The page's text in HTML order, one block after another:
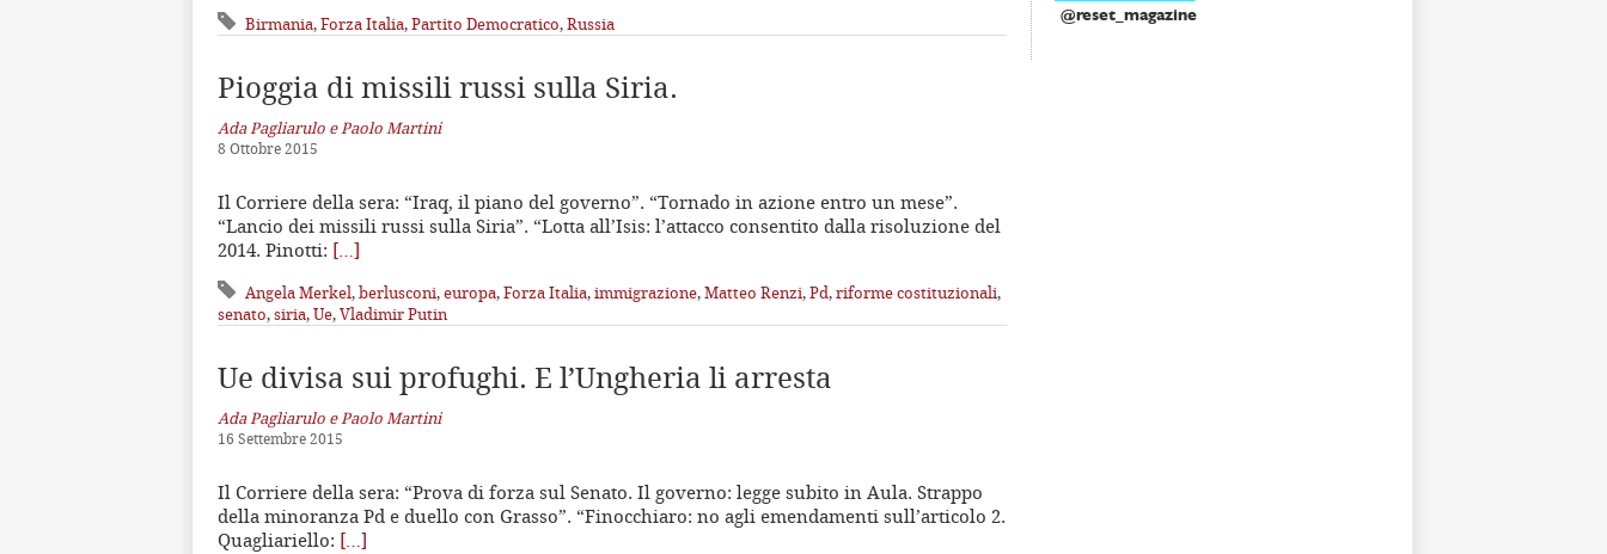
Birmania,Forza Italia,Partito Democratico,Russia
Pioggia di missili russi sulla Siria.
Ada Pagliarulo e Paolo Martini
8 Ottobre 2015
Il Corriere della sera: “Iraq, il piano del governo”. “Tornado in azione entro un mese”.
“Lancio dei missili russi sulla Siria”. “Lotta all’Isis: l’attacco consentito dalla risoluzione del
2014. Pinotti: […]
Angela Merkel,berlusconi,europa,Forza Italia,immigrazione,Matteo Renzi,Pd,riforme costituzionali,
senato,siria,Ue,Vladimir Putin
Ue divisa sui profughi. E l’Ungheria li arresta
Ada Pagliarulo e Paolo Martini
16 Settembre 2015
Il Corriere della sera: “Prova di forza sul Senato. Il governo: legge subito in Aula. Strappo
della minoranza Pd e duello con Grasso”. “Finocchiaro: no agli emendamenti sull’articolo 2.
Quagliariello: […]
@reset_magazine